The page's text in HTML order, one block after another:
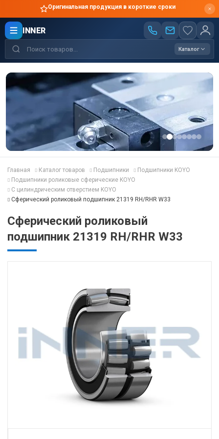
Оригинальная продукция в короткие сроки
INNER
Каталог
Главная Каталог товаров Подшипники
Подшипники KOYO
Подшипники роликовые сферические KOYO
С цилиндрическим отверстием KOYO
Сферический роликовый подшипник 21319 RH/RHR W33
Сферический роликовый
подшипник 21319 RH/RHR W33